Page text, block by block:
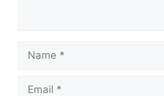
Name
Email